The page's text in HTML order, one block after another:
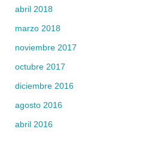
abril 2018
marzo 2018
noviembre 2017
octubre 2017
diciembre 2016
agosto 2016
abril 2016